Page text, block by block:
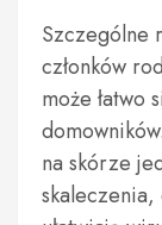
Szczególne
członków
może łatwo
na skórze